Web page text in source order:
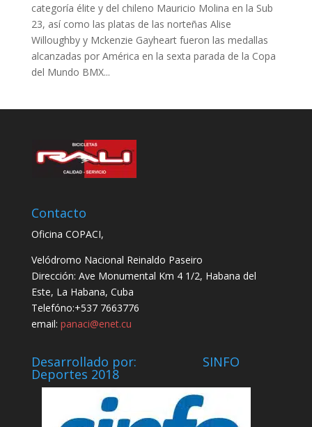
categoría élite y del chileno Mauricio Molina en la Sub
23, así como las platas de las norteñas Alise
Willoughby y Mckenzie Gayheart fueron las medallas
alcanzadas por América en la sexta parada de la Copa
del Mundo BMX...
Contacto
Oficina COPACI,
Velódromo Nacional Reinaldo Paseiro
Dirección: Ave Monumental Km 4 1/2, Habana del
Este, La Habana, Cuba
Telefóno:+537 7663776
email: panaci@enet.cu
Desarrollado por: SINFO
Deportes 2018